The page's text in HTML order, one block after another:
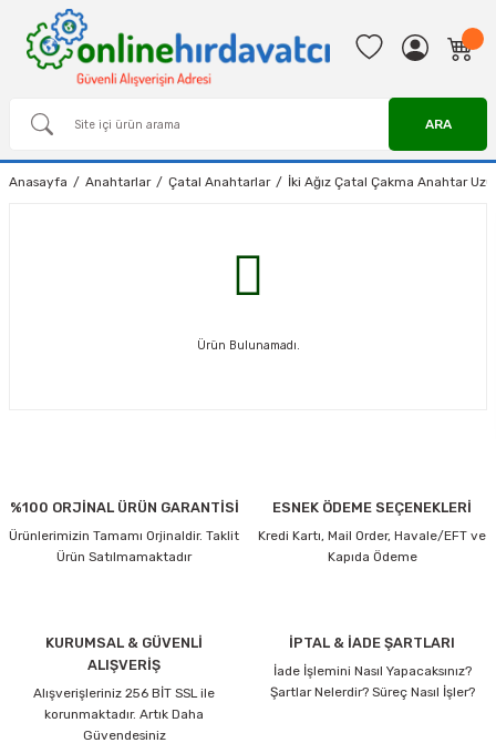
ARA
Anasayfa Anahtarlar Çatal Anahtarlar İki Ağız Çatal Çakma Anahtar
Ürün Bulunamadı.
%100 ORJİNAL ÜRÜN GARANTİSİ
Ürünlerimizin Tamamı Orjinaldir. Taklit
Ürün Satılmamaktadır
ESNEK ÖDEME SEÇENEKLERİ
Kredi Kartı, Mail Order, Havale/EFT ve
Kapıda Ödeme
KURUMSAL & GÜVENLİ
ALIŞVERİŞ
Alışverişleriniz 256 BİT SSL ile
korunmaktadır. Artık Daha
Güvendesiniz
İPTAL & İADE ŞARTLARI
İade İşlemini Nasıl Yapacaksınız?
Şartlar Nelerdir? Süreç Nasıl İşler?